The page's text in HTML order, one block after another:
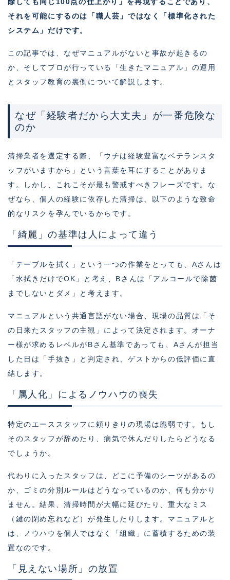
それを可能にするのは「職人芸」ではなく「標準化された
システム」だけです。
この記事では、なぜマニュアルがないと事故が起きるの
か、そしてプロが行っている「生きたマニュアル」の運用
とスタッフ教育の裏側について解説します。
なぜ「経験者だから大丈夫」が一番危険な
のか
清掃業者を選定する際、「ウチは経験豊富なベテランスタ
ッフがいますから」という言葉を耳にすることがありま
す。しかし、これこそが最も警戒すべきフレーズです。な
ぜなら、個人の経験に依存した清掃は、以下のような致命
的なリスクを孕んでいるからです。
「綺麗」の基準は人によって違う
「テーブルを拭く」という一つの作業をとっても、Aさんは
「水拭きだけでOK」と考え、Bさんは「アルコールで除菌
までしないとダメ」と考えます。
マニュアルという共通言語がない場合、現場の品質は「そ
の日来たスタッフの主観」によって決定されます。オーナ
ー様が求めるレベルがBさん基準であっても、Aさんが担当
した日は「手抜き」と判定され、ゲストからの低評価に直
結します。
「属人化」によるノウハウの喪失
特定のエーススタッフに頼りきりの現場は脆弱です。もし
そのスタッフが辞めたり、病気で休んだりしたらどうなる
でしょうか。
代わりに入ったスタッフは、どこに予備のシーツがあるの
か、ゴミの分別ルールはどうなっているのか、何も分かり
ません。結果、清掃時間が大幅に延びたり、重大なミス
（鍵の閉め忘れなど）が発生したりします。マニュアルと
は、ノウハウを個人ではなく「組織」に蓄積するための装
置なのです。
「見えない場所」の放置